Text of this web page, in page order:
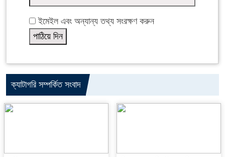
ইমেইল এবং অন্যান্য তথ্য সংরক্ষণ করুন
ক্যাটাগরি সম্পর্কিত সংবাদ